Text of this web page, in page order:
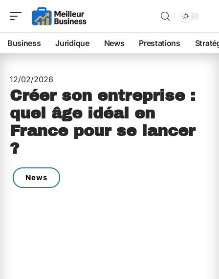
Business Juridique News Prestations
12/02/2026
Créer son entreprise :
quel âge idéal en
France pour se lancer
?
News